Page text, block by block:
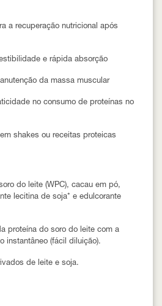
a recuperação nutricional após
e rápida absorção
da massa muscular
no consumo de proteínas no
shakes ou receitas proteicas
do leite (WPC), cacau em pó,
lecitina de soja* e edulcorante
proteína do soro do leite com a
instantâneo (fácil diluição).
de leite e soja.